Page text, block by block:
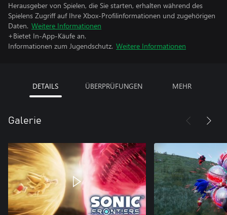
Herausgeber von Spielen, die Sie starten, erhalten während des
Spielens Zugriff auf Ihre Xbox-Profilinformationen und zugehörigen
Daten. Weitere Informationen
+Bietet In-App-Käufe an.
Informationen zum Jugendschutz. Weitere Informationen
DETAILS ÜBERPRÜFUNGEN MEHR
Galerie